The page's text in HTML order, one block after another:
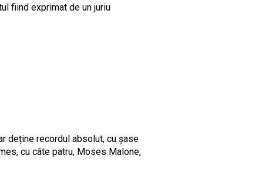
fiind exprimat de un juriu
deține recordul absolut, cu șase
cu câte patru, Moses Malone,